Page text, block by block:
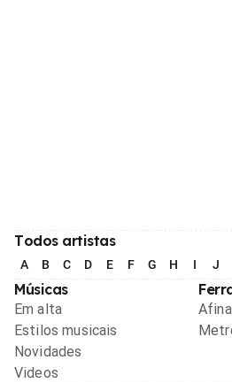
Todos artistas
A B C D E F G H I J
Músicas
Em alta
Estilos musicais
Novidades
Videos